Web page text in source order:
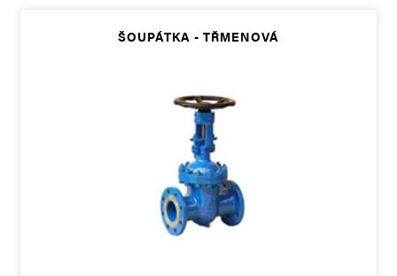
ŠOUPÁTKA - TŘMENOVÁ